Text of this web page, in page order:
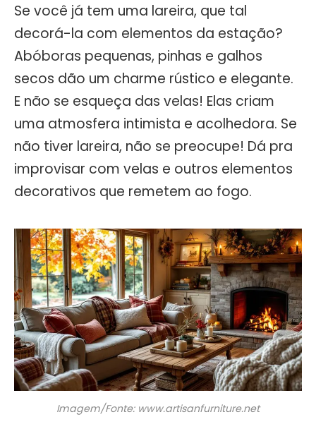
Se você já tem uma lareira, que tal
decorá-la com elementos da estação?
Abóboras pequenas, pinhas e galhos
secos dão um charme rústico e elegante.
E não se esqueça das velas! Elas criam
uma atmosfera intimista e acolhedora. Se
não tiver lareira, não se preocupe! Dá pra
improvisar com velas e outros elementos
decorativos que remetem ao fogo.
Imagem/Fonte: www.artisanfurniture.net